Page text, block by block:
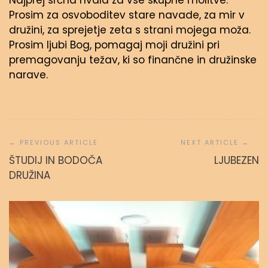
Prosim za osvoboditev stare navade, za mir v
družini, za sprejetje zeta s strani mojega moža.
Prosim ljubi Bog, pomagaj moji družini pri
premagovanju težav, ki so finančne in družinske
narave.
prispevka
ŠTUDIJ IN BODOČA
DRUŽINA
LJUBEZEN